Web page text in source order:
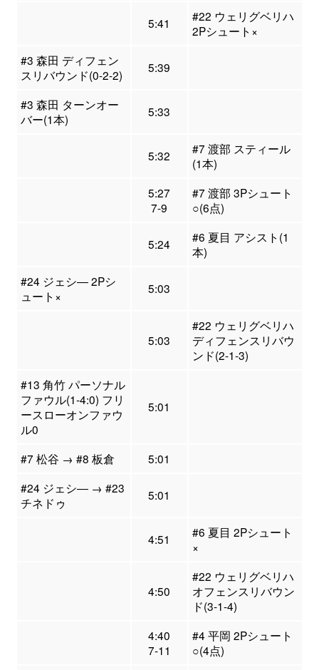
5:41
#22 ウェリグベリハ
2Pシュート×
#3 森田 ディフェン
スリバウンド(0-2-2)
5:39
#3 森田 ターンオー
バー(1本)
5:33
5:32
#7 渡部 スティール
(1本)
5:27
7-9
#7 渡部 3Pシュート
○(6点)
5:24
#6 夏目 アシスト(1
本)
#24 ジェシ― 2Pシ
ュート×
5:03
5:03
#22 ウェリグベリハ
ディフェンスリバウ
ンド(2-1-3)
#13 角竹 パーソナル
ファウル(1-4:0) フリ
ースローオンファウ
ル0
5:01
#7 松谷 → #8 板倉
5:01
#24 ジェシ― → #23
チネドゥ
5:01
4:51
#6 夏目 2Pシュート
×
4:50
#22 ウェリグベリハ
オフェンスリバウン
ド(3-1-4)
4:40
7-11
#4 平岡 2Pシュート
○(4点)